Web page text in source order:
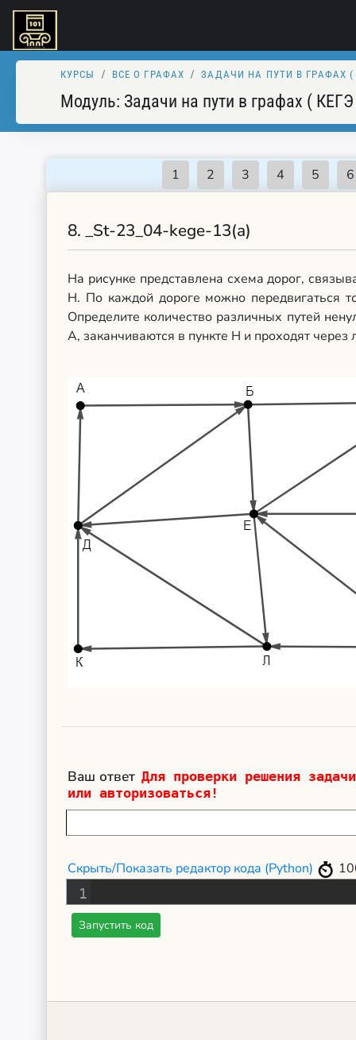
КУРСЫ ВСЕ О ГРАФАХ ЗАДАЧИ НА ПУТИ В ГРАФАХ (
Модуль: Задачи на пути в графах (
8. _St-23_04-kege-13(a)
На рисунке представлена схема дорог,
Н. По каждой дороге можно передвигаться
Определите количество различных путей
А, заканчиваются в пункте Н и проходят через
Ваш ответ Для проверки решения
или авторизоваться!
Скрыть/Показать редактор кода (Python)
1